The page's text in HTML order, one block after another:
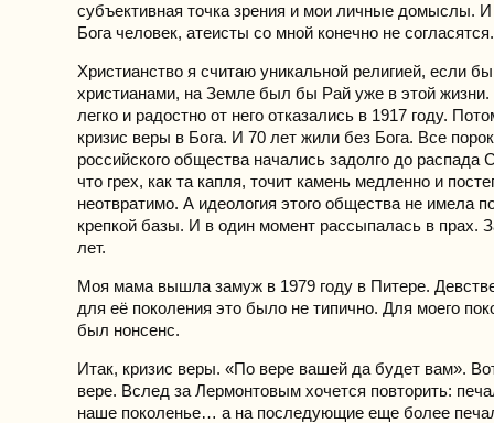
субъективная точка зрения и мои личные домыслы.
Бога человек, атеисты со мной конечно не согласятся.
Христианство я считаю уникальной религией, если
христианами, на Земле был бы Рай уже в этой
легко и радостно от него отказались в 1917 году.
кризис веры в Бога. И 70 лет жили без Бога. Все
российского общества начались задолго до
что грех, как та капля, точит камень медленно и
неотвратимо. А идеология этого общества не имела
крепкой базы. И в один момент рассыпалась в прах.
лет.
Моя мама вышла замуж в 1979 году в Питере.
для её поколения это было не типично. Для моего
был нонсенс.
Итак, кризис веры. «По вере вашей да будет вам».
вере. Вслед за Лермонтовым хочется повторить:
наше поколенье… а на последующие еще более